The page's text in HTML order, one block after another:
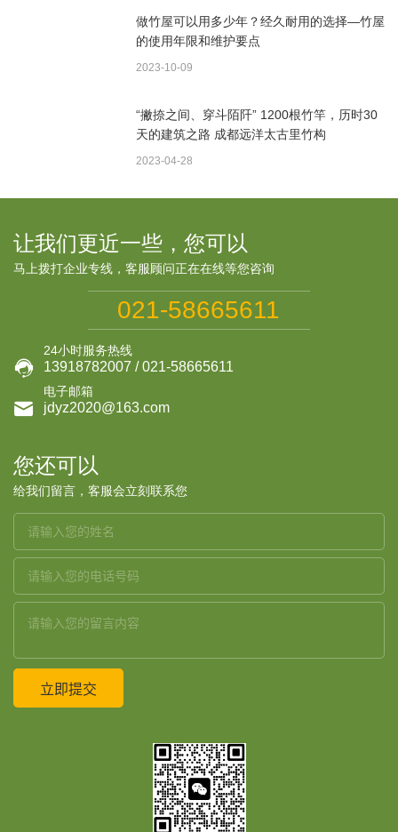
做竹屋可以用多少年？经久耐用的选择—竹屋
的使用年限和维护要点
2023-10-09
“撇捺之间、穿斗陌阡” 1200根竹竿，历时30
天的建筑之路 成都远洋太古里竹构
2023-04-28
让我们更近一些，您可以
马上拨打企业专线，客服顾问正在在线等您咨询
021-58665611

24小时服务热线
13918782007 / 021-58665611

电子邮箱
jdyz2020@163.com
您还可以
给我们留言，客服会立刻联系您